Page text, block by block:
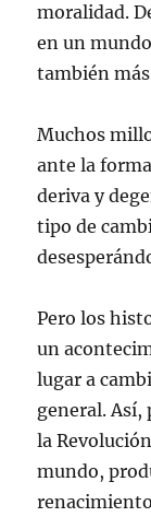
moralidad.
en un
también
Muchos
ante la
deriva y
tipo de
Pero los
un
lugar a
general. Así,
la
mundo,